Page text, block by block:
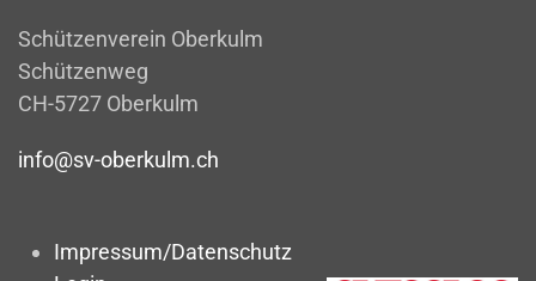
Schützenverein Oberkulm
Schützenweg
CH-5727 Oberkulm
info@sv-oberkulm.ch
Impressum/Datenschutz